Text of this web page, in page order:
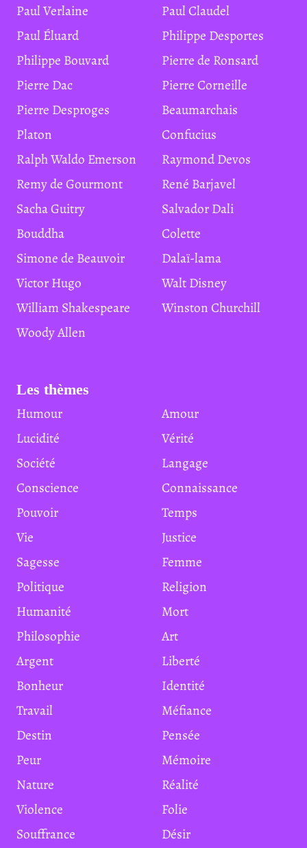
Paul Verlaine
Paul Claudel
Paul Éluard
Philippe Desportes
Philippe Bouvard
Pierre de Ronsard
Pierre Dac
Pierre Corneille
Pierre Desproges
Beaumarchais
Platon
Confucius
Ralph Waldo Emerson
Raymond Devos
Remy de Gourmont
René Barjavel
Sacha Guitry
Salvador Dali
Bouddha
Colette
Simone de Beauvoir
Dalaï-lama
Victor Hugo
Walt Disney
William Shakespeare
Winston Churchill
Woody Allen
Les thèmes
Humour
Amour
Lucidité
Vérité
Société
Langage
Conscience
Connaissance
Pouvoir
Temps
Vie
Justice
Sagesse
Femme
Politique
Religion
Humanité
Mort
Philosophie
Art
Argent
Liberté
Bonheur
Identité
Travail
Méfiance
Destin
Pensée
Peur
Mémoire
Nature
Réalité
Violence
Folie
Souffrance
Désir